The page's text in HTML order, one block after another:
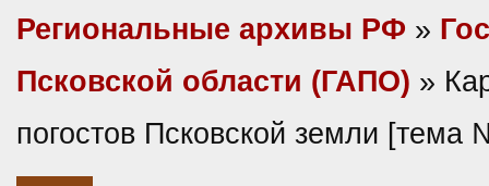
Региональные архивы РФ »
Псковской области (ГАПО) »
погостов Псковской земли [тема